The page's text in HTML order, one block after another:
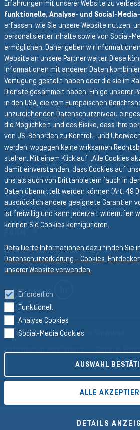
Schlauch für die Petrochemische
Chemieschlauch
Zurück zur Hauptnavigation
ZURÜCK
Group Website
SEMPERIT GROUP
Business Divisionen
PROFILES
CONVEYOR BELTS
Follow us on
Impressum Rechtliche Hinweise
Erfahrungen mit unserer Website zu
funktionelle, Analyse- und Social-
erfassen, wie Sie unsere Website nutzen,
personalisierter Inhalte sowie von Social-
ermöglichen. Daher geben wir
Website an unsere Partner weiter. Diese
Informationen mit anderen Daten
Verfügung gestellt haben oder die sie im
Dienste gesammelt haben. Einige unserer
in den USA, die vom Europäischen
unzureichenden Datenschutzniveau
die Möglichkeit und das Risiko, dass Ihre
von US-Behörden zu Kontroll- und
werden, wogegen keine wirksamen
stehen. Mit einem Klick auf „Alle Cookies
damit einverstanden, dass Cookies auf
uns als auch von Drittanbietern (auch in
Daten übermittelt werden können (Art. 49
ausdrücklich andere geeignete Garantien
ist freiwillig und kann jederzeit widerrufen
können Sie Cookies konfigurieren.
Detaillierte Informationen dazu finden Sie
Datenschutzerklärung – Cookies.
unserer Website verwenden.
Erforderlich
Funktionell
Analyse Cookies
Social-Media Cookies
AUSWAHL
ALLE
DETAILS